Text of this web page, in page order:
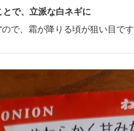
で、立派な白ネギに
ので、霜が降りる頃が狙い目です